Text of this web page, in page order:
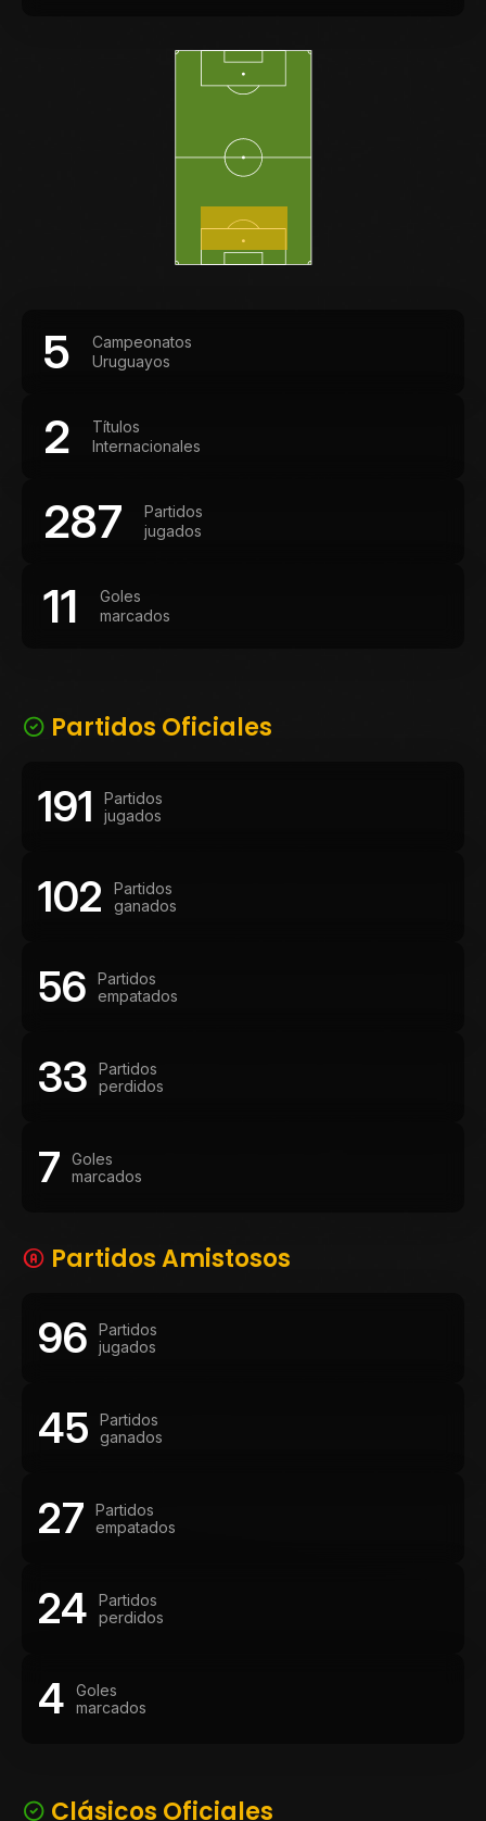
5
Campeonatos
Uruguayos
2
Títulos
Internacionales
287
Partidos
jugados
11
Goles
marcados
Partidos Oficiales
191
Partidos
jugados
102
Partidos
ganados
56
Partidos
empatados
33
Partidos
perdidos
7
Goles
marcados
Partidos Amistosos
96
Partidos
jugados
45
Partidos
ganados
27
Partidos
empatados
24
Partidos
perdidos
4
Goles
marcados
Clásicos Oficiales